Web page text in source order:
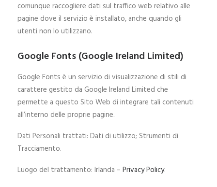
comunque raccogliere dati sul traffico web relativo alle
pagine dove il servizio è installato, anche quando gli
utenti non lo utilizzano.
Google Fonts (Google Ireland Limited)
Google Fonts è un servizio di visualizzazione di stili di
carattere gestito da Google Ireland Limited che
permette a questo Sito Web di integrare tali contenuti
all’interno delle proprie pagine.
Dati Personali trattati: Dati di utilizzo; Strumenti di
Tracciamento.
Luogo del trattamento: Irlanda – Privacy Policy.